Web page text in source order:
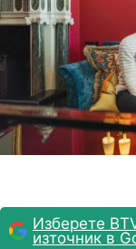
Изберете
източник в